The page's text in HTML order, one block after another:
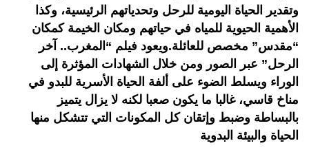
وتقدير الحياة اليومية للرحل وتحدياتهم الرئيسية، وكذا
الأهمية الحيوية للمياه في حياتهم ومكان الخيمة كمكان
“مقدس” مخصص للعائلة.ويعود فيلم “المغرب.. آخر
الرحل” عبر الصور ومن خلال الشهادات المؤثرة إلى
الوراء ويسلط الضوء على ألفة الحياة الأسرية للبدو في
مناخ قاسي، غالبا ما يكون صعبا لكنه لا يزال يتميز
بالبساطة وضبط وإتقان كل المكونات التي تتشكل منها
الحياة والبيئة البدوية